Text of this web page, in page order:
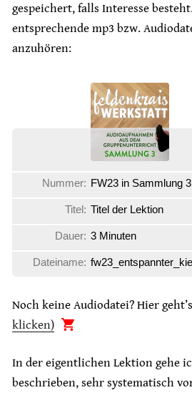
gespeichert, falls Interesse
entsprechende mp3 bzw.
anzuhören:
Nummer: FW23 in Sammlung 3
Titel: Titel der Lektion
Dauer: 3 Minuten
Dateiname:
Noch keine Audiodatei? Hier geht’s
klicken)
In der eigentlichen Lektion gehe
beschrieben, sehr systematisch